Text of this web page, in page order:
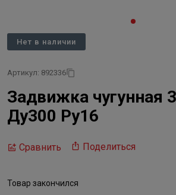
Нет в наличии
Артикул: 892336
Задвижка чугунная
Ду300 Ру16
Сравнить Поделиться
Товар закончился